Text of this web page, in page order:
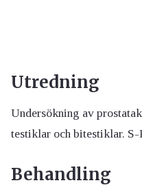
Utredning
Undersökning av
testiklar och bitestiklar. S-
Behandling